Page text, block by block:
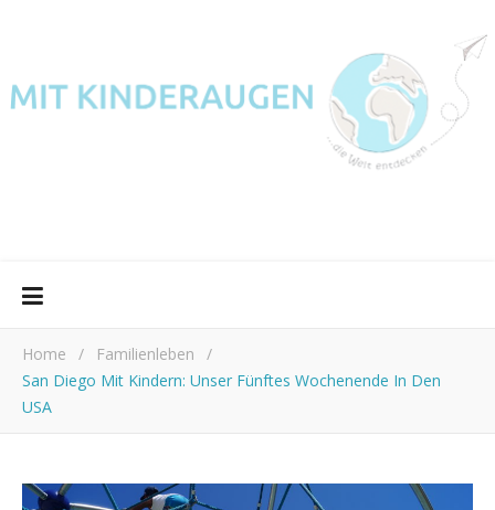
Home / Familienleben
/
San Diego Mit Kindern: Unser Fünftes Wochenende In Den
USA